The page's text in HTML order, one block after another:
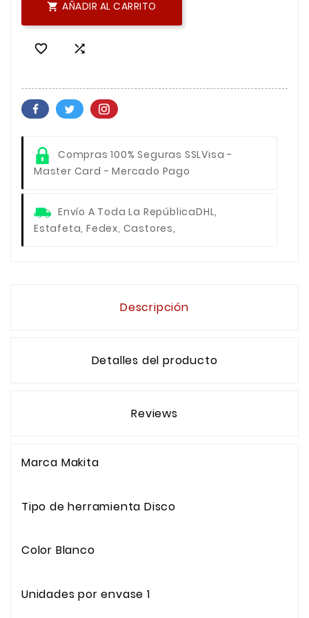
 AÑADIR AL CARRITO
 
Compras 100% Seguras SSLVisa -
Master Card - Mercado Pago
Envío A Toda La RepúblicaDHL,
Estafeta, Fedex, Castores,
Descripción
Detalles del producto
Reviews
Marca Makita
Tipo de herramienta Disco
Color Blanco
Unidades por envase 1